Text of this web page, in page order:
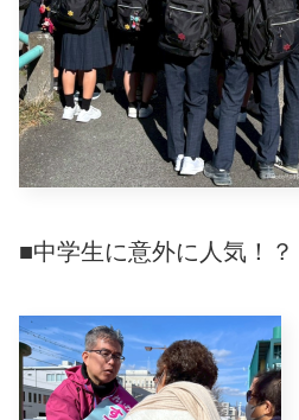
■中学生に意外に人気！？